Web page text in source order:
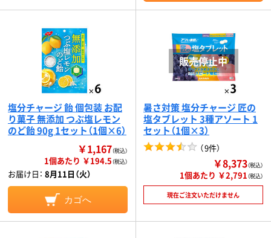
塩分チャージ 飴 個包装 お配
り菓子 無添加 つぶ塩レモン
のど飴 90g 1セット（1個×6）
￥1,167（税込）
1個あたり ￥194.5（税込）
お届け日： 8月11日（火）
カゴへ
暑さ対策 塩分チャージ 匠の
塩タブレット 3種アソート 1
セット（1個×3）
（9件）
￥8,373（税込）
1個あたり ￥2,791（税込）
現在ご注文いただけません